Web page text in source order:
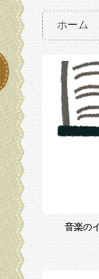
ホーム
音楽の